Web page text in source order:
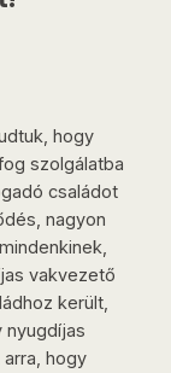
hogy
szolgálatba
családot
nagyon
vakvezető
került,
nyugdíjas
hogy